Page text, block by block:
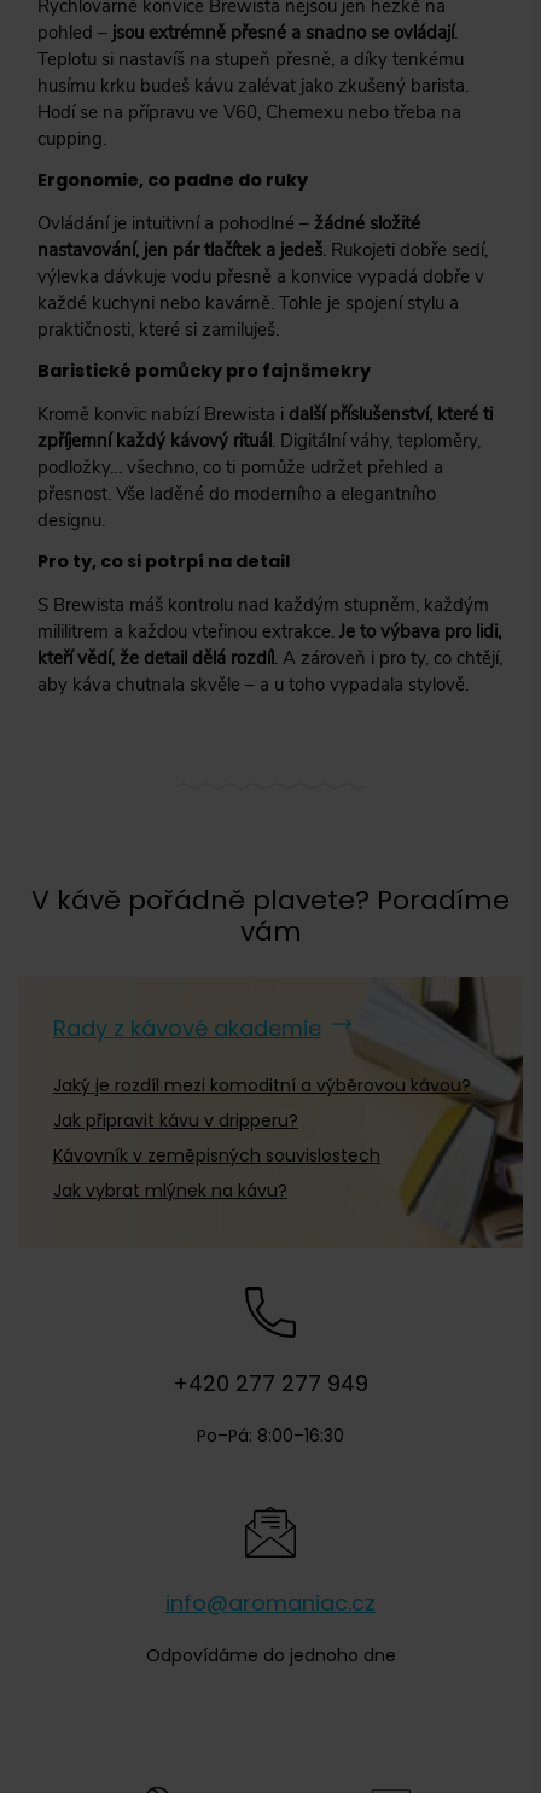
Rychlovarné konvice Brewista nejsou jen hezké na
pohled – jsou extrémně přesné a snadno se ovládají.
Teplotu si nastavíš na stupeň přesně, a díky tenkému
husímu krku budeš kávu zalévat jako zkušený barista.
Hodí se na přípravu ve V60, Chemexu nebo třeba na
cupping.
Ergonomie, co padne do ruky
Ovládání je intuitivní a pohodlné – žádné složité
nastavování, jen pár tlačítek a jedeš. Rukojeti dobře sedí,
výlevka dávkuje vodu přesně a konvice vypadá dobře v
každé kuchyni nebo kavárně. Tohle je spojení stylu a
praktičnosti, které si zamiluješ.
Baristické pomůcky pro fajnšmekry
Kromě konvic nabízí Brewista i další příslušenství, které ti
zpříjemní každý kávový rituál. Digitální váhy, teploměry,
podložky… všechno, co ti pomůže udržet přehled a
přesnost. Vše laděné do moderního a elegantního
designu.
Pro ty, co si potrpí na detail
S Brewista máš kontrolu nad každým stupněm, každým
mililitrem a každou vteřinou extrakce. Je to výbava pro lidi,
kteří vědí, že detail dělá rozdíl. A zároveň i pro ty, co chtějí,
aby káva chutnala skvěle – a u toho vypadala stylově.
V kávě pořádně plavete? Poradíme
vám
Rady z kávové akademie
Jaký je rozdíl mezi komoditní a výběrovou kávou?
Jak připravit kávu v dripperu?
Kávovník v zeměpisných souvislostech
Jak vybrat mlýnek na kávu?
+420 277 277 949
Po–Pá: 8:00–16:30
info@aromaniac.cz
Odpovídáme do jednoho dne